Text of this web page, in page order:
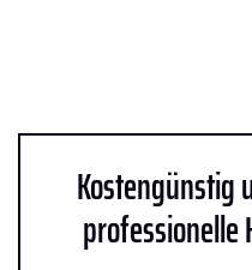
Kostengünstig
professionelle